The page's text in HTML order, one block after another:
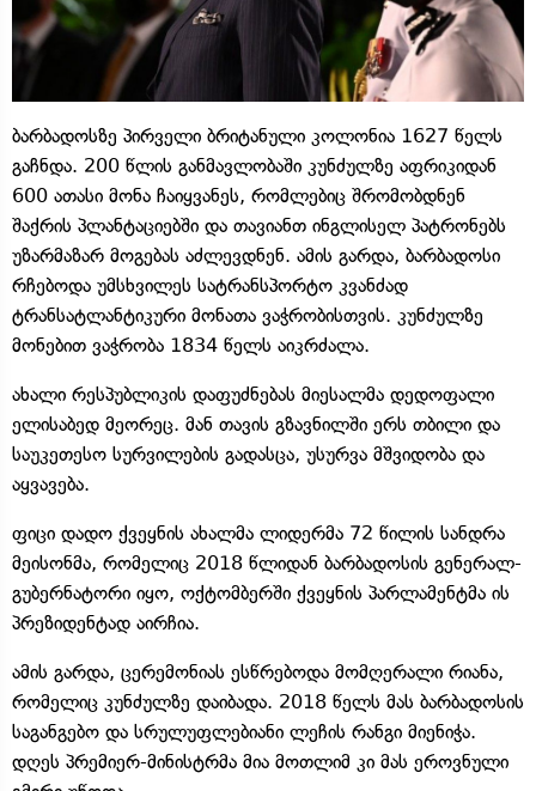
ბარბადოსზე პირველი ბრიტანული კოლონია 1627 წელს
გაჩნდა. 200 წლის განმავლობაში კუნძულზე აფრიკიდან
600 ათასი მონა ჩაიყვანეს, რომლებიც შრომობდნენ
შაქრის პლანტაციებში და თავიანთ ინგლისელ პატრონებს
უზარმაზარ მოგებას აძლევდნენ. ამის გარდა, ბარბადოსი
რჩებოდა უმსხვილეს სატრანსპორტო კვანძად
ტრანსატლანტიკური მონათა ვაჭრობისთვის. კუნძულზე
მონებით ვაჭრობა 1834 წელს აიკრძალა.
ახალი რესპუბლიკის დაფუძნებას მიესალმა დედოფალი
ელისაბედ მეორეც. მან თავის გზავნილში ერს თბილი და
საუკეთესო სურვილების გადასცა, უსურვა მშვიდობა და
აყვავება.
ფიცი დადო ქვეყნის ახალმა ლიდერმა 72 წილის სანდრა
მეისონმა, რომელიც 2018 წლიდან ბარბადოსის გენერალ-
გუბერნატორი იყო, ოქტომბერში ქვეყნის პარლამენტმა ის
პრეზიდენტად აირჩია.
ამის გარდა, ცერემონიას ესწრებოდა მომღერალი რიანა,
რომელიც კუნძულზე დაიბადა. 2018 წელს მას ბარბადოსის
საგანგებო და სრულუფლებიანი ლეჩის რანგი მიენიჭა.
დღეს პრემიერ-მინისტრმა მია მოთლიმ კი მას ეროვნული